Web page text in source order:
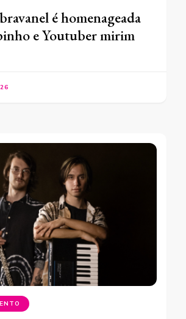
é homenageada
e Youtuber mirim